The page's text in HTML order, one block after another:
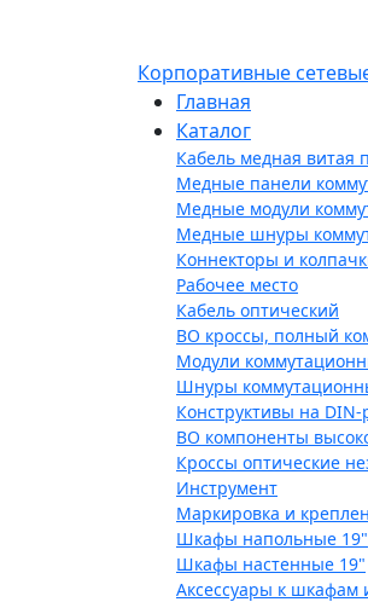
Корпоративные
Главная
Каталог
Кабель медная витая
Медные панели
Медные модули
Медные шнуры
Коннекторы и
Рабочее место
Кабель оптический
ВО кроссы, полный
Модули
Шнуры
Конструктивы на DIN-
ВО компоненты
Кроссы оптические
Инструмент
Маркировка и
Шкафы напольные 19"
Шкафы настенные 19"
Аксессуары к шкафам